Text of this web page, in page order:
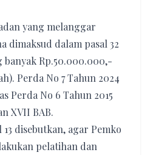
yang melanggar
dimaksud dalam pasal 32
Rp.50.000.000,-
Perda No 7 Tahun 2024
Perda No 6 Tahun 2015
XVII BAB.
disebutkan, agar Pemko
pelatihan dan